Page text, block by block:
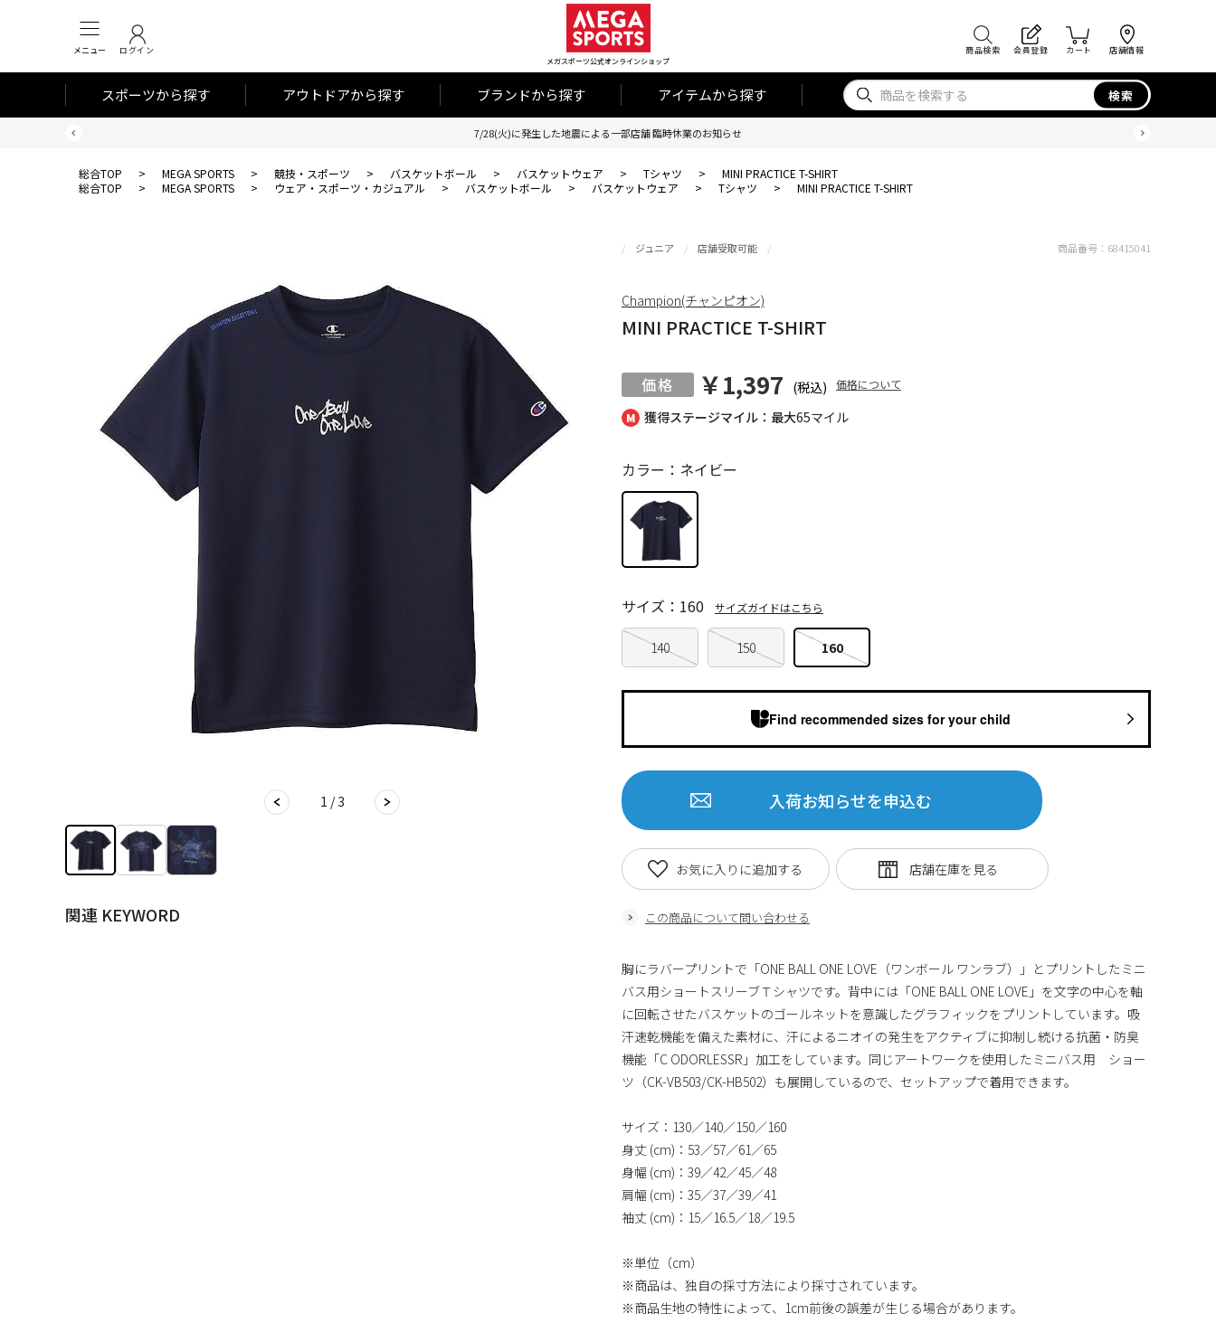
メニュー ログイン
メガスポーツ公式オンラインショップ
商品検索 会員登録 カート 店舗情報
スポーツから探す アウトドアから探す ブランドから探す アイテムから探す 検索
7/28(火)に発生した地震による一部店舗 臨時休業のお知らせ
総合TOP > MEGA SPORTS > 競技・スポーツ > バスケットボール > バスケットウェア > Tシャツ >
MINI PRACTICE T-SHIRT
総合TOP
> MEGA SPORTS > ウェア・スポーツ・カジュアル > バスケットボール > バスケットウェア > Tシャツ > MINI PRACTICE T-SHIRT
1 / 3
関連 KEYWORD
獲得ステージマイル：最大65マイル
ジュニア 店舗受取可能
MINI PRACTICE T-SHIRT
￥1,397 (税込) 価格について
カラー：ネイビー
140 150 160
サイズ：160 サイズガイドはこちら
入荷お知らせを申込む
この商品について問い合わせる
お気に入りに追加する
商品番号： 68415041
Champion(チャンピオン)
胸にラバープリントで「ONE BALL ONE LOVE（ワンボール ワンラブ）」とプリントしたミニ
バス用ショートスリーブＴシャツです。背中には「ONE BALL ONE LOVE」を文字の中心を軸
に回転させたバスケットのゴールネットを意識したグラフィックをプリントしています。吸
汗速乾機能を備えた素材に、汗によるニオイの発生をアクティブに抑制し続ける抗菌・防臭
機能「C ODORLESSR」加工をしています。同じアートワークを使用したミニバス用 ショー
ツ（CK-VB503/CK-HB502）も展開しているので、セットアップで着用できます。
サイズ：130／140／150／160
身丈 (cm)：53／57／61／65
身幅 (cm)：39／42／45／48
肩幅 (cm)：35／37／39／41
袖丈 (cm)：15／16.5／18／19.5
※単位（cm）
※商品は、独自の採寸方法により採寸されています。
※商品生地の特性によって、1cm前後の誤差が生じる場合があります。
Find recommended sizes for your child